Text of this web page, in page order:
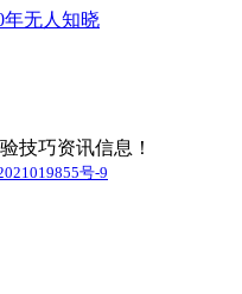
年无人知晓
技巧资讯信息！
号-9